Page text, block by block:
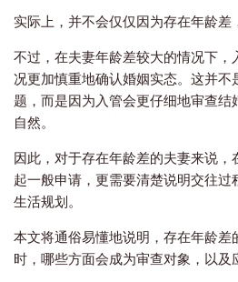
实际上，并不会仅仅因为存在年龄差
不过，在夫妻年龄差较大的情况下，
况更加慎重地确认婚姻实态。这并不
题，而是因为入管会更仔细地审查
自然。
因此，对于存在年龄差的夫妻来说，
起一般申请，更需要清楚说明交往过
生活规划。
本文将通俗易懂地说明，存在年龄差
时，哪些方面会成为审查对象，以及